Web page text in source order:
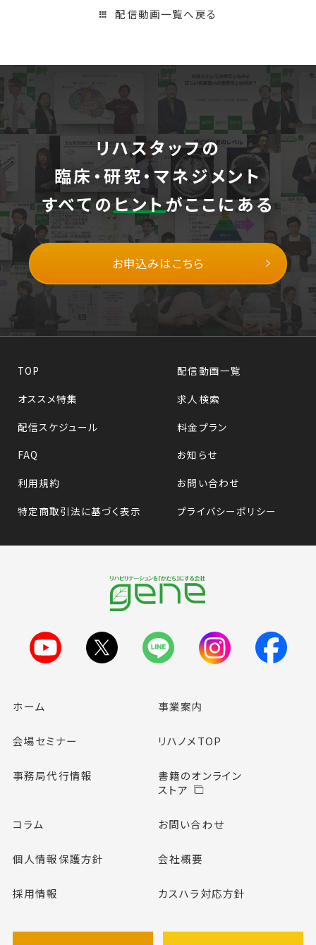
配信動画一覧へ戻る
リハスタッフの
臨床・研究・マネジメント
すべてのヒントがここにある
お申込みはこちら
TOP
配信動画一覧
オススメ特集
求人検索
配信スケジュール
料金プラン
FAQ
お知らせ
利用規約
お問い合わせ
特定商取引法に基づく表示
プライバシーポリシー
ホーム 事業案内
会場セミナー リハノメTOP
事務局代行情報
書籍のオンライン
ストア
コラム お問い合わせ
個人情報保護方針 会社概要
採用情報 カスハラ対応方針